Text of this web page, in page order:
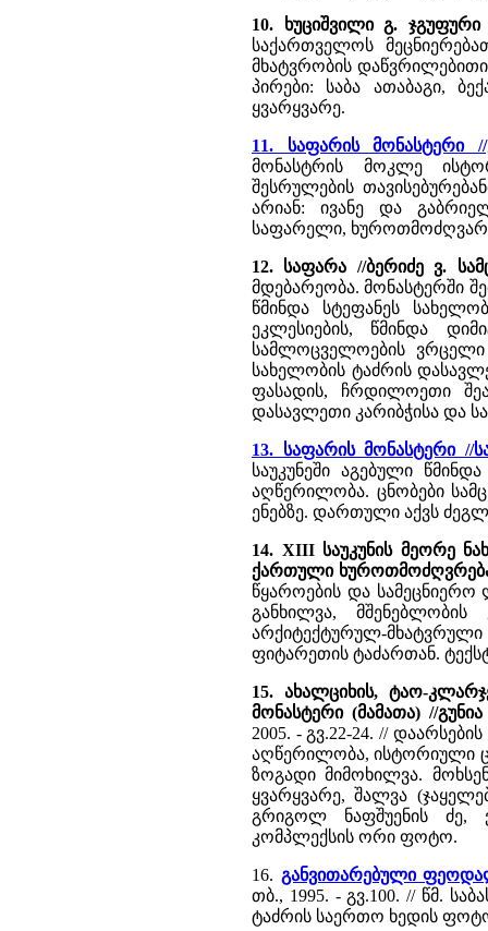
10. ხუციშვილი გ.
საქართველოს
მხატვრობის
პირები: საბა ათაბაგი,
ყვარყვარე.
11. საფარის მონასტერი
მონასტრის მოკლე
შესრულების
არიან: ივანე და
საფარელი,
12. საფარა //ბერიძე ვ.
მდებარეობა. მონასტერში
წმინდა სტეფანეს
ეკლესიების, წმინდა
სამლოცველოების
სახელობის ტაძრის
ფასადის, ჩრდილოეთი
დასავლეთი კარიბჭისა და
13. საფარის მონასტერი //
საუკუნეში აგებული
აღწერილობა. ცნობები
ენებზე. დართული აქვს
14. XIII საუკუნის მეორე
ქართული
წყაროების და
განხილვა,
არქიტექტურულ-მხატვრული
ფიტარეთის ტაძართან.
15. ახალციხის, ტაო-
მონასტერი (მამათა) //
2005. - გვ.22-24. //
აღწერილობა, ისტორიული
ზოგადი მიმოხილვა.
ყვარყვარე, შალვა
გრიგოლ ნაფშუენის ძე,
კომპლექსის ორი ფოტო.
16. განვითარებული
თბ., 1995. - გვ.100. // წმ.
ტაძრის საერთო ხედის